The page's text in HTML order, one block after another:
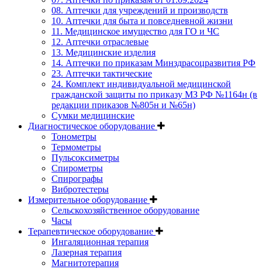
08. Аптечки для учреждений и производств
10. Аптечки для быта и повседневной жизни
11. Медицинское имущество для ГО и ЧС
12. Аптечки отраслевые
13. Медицинские изделия
14. Аптечки по приказам Минздрасоцразвития РФ
23. Аптечки тактические
24. Комплект индивидуальной медицинской
гражданской защиты по приказу МЗ РФ №1164н (в
редакции приказов №805н и №65н)
Сумки медицинские
Диагностическое оборудование
Тонометры
Термометры
Пульсоксиметры
Спирометры
Спирографы
Вибротестеры
Измерительное оборудование
Сельскохозяйственное оборудование
Часы
Терапевтическое оборудование
Ингаляционная терапия
Лазерная терапия
Магнитотерапия